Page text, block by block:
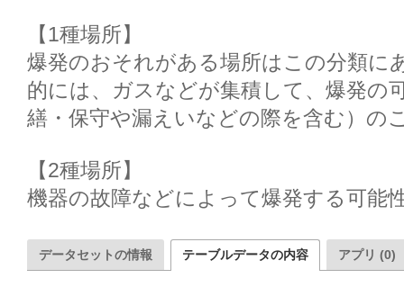
【1種場所】
爆発のおそれがある場所はこの分類に
的には、ガスなどが集積して、爆発の
繕・保守や漏えいなどの際を含む）の
【2種場所】
データセットの情報 テーブルデータの内容 アプリ (0)